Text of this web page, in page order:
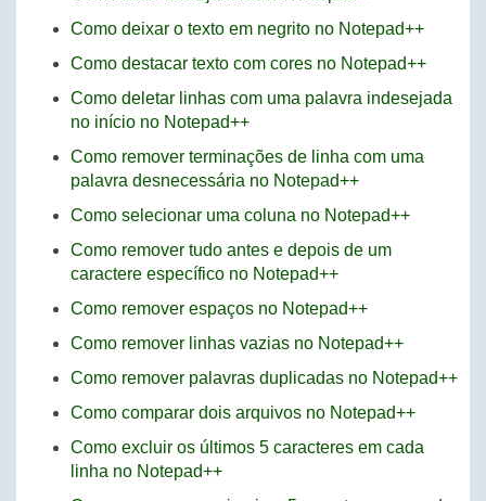
Como deixar o texto em negrito no Notepad++
Como destacar texto com cores no Notepad++
Como deletar linhas com uma palavra indesejada
no início no Notepad++
Como remover terminações de linha com uma
palavra desnecessária no Notepad++
Como selecionar uma coluna no Notepad++
Como remover tudo antes e depois de um
caractere específico no Notepad++
Como remover espaços no Notepad++
Como remover linhas vazias no Notepad++
Como remover palavras duplicadas no Notepad++
Como comparar dois arquivos no Notepad++
Como excluir os últimos 5 caracteres em cada
linha no Notepad++